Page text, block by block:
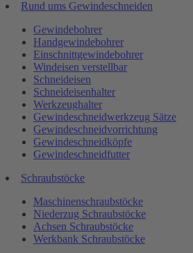
Rund ums Gewindeschneiden
Gewindebohrer
Handgewindebohrer
Einschnittgewindebohrer
Windeisen verstellbar
Schneideisen
Schneideisenhalter
Werkzeughalter
Gewindeschneidwerkzeug Sätze
Gewindeschneidvorrichtung
Gewindeschneidköpfe
Gewindeschneidfutter
Schraubstöcke
Maschinenschraubstöcke
Niederzug Schraubstöcke
Achsen Schraubstöcke
Werkbank Schraubstöcke